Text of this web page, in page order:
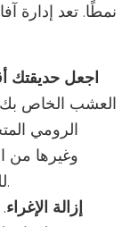
نمطًا. تعد إدارة
اجعل حديقتك
العشب الخاص بك
الرومي
وغيرها من
للتجول ، قد لا تكون حديقتك سهلة الهدف.
إزالة الإغراء